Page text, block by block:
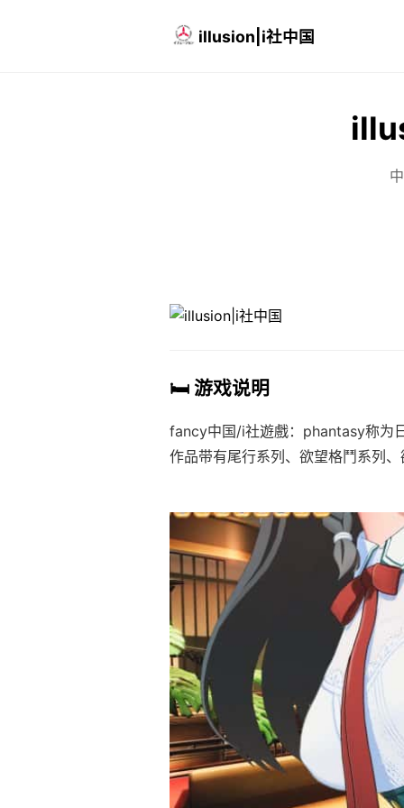
illusion|i社中国
🛏️ 游戏说明
fancy中国/i社遊戲：phantasy称为
作品带有尾行系列、欲望格鬥系列